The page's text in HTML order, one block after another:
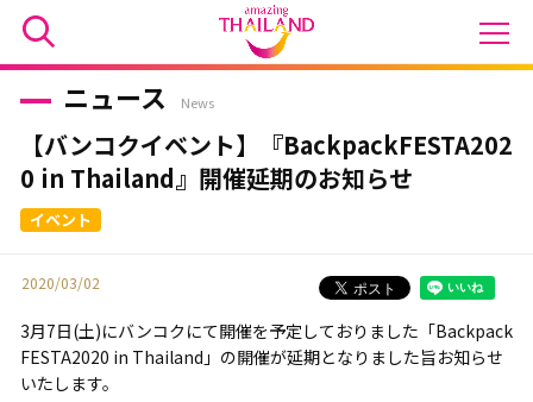
ニュース News
【バンコクイベント】『BackpackFESTA202
0 in Thailand』開催延期のお知らせ
2020/03/02
3月7日(土)にバンコクにて開催を予定しておりました「Backpack
FESTA2020 in Thailand」の開催が延期となりました旨お知らせ
いたします。